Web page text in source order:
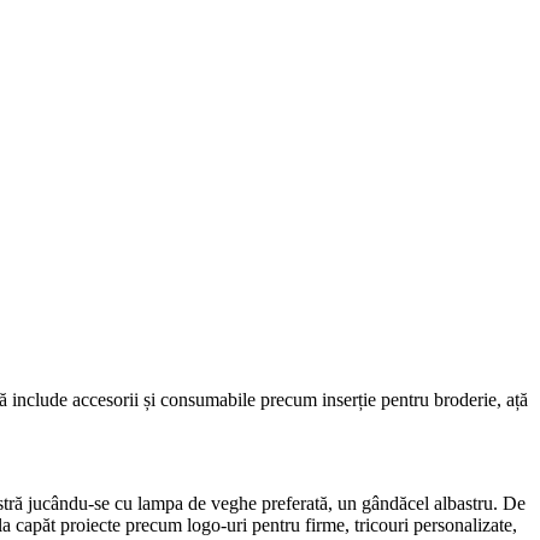
accesorii și consumabile precum inserție pentru broderie, ață
jucându-se cu lampa de veghe preferată, un gândăcel albastru. De
capăt proiecte precum logo-uri pentru firme, tricouri personalizate,